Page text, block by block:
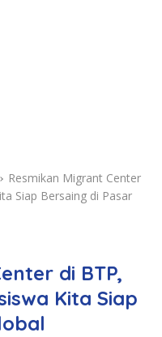
Resmikan Migrant Center
Siap Bersaing di Pasar
di BTP,
Kita Siap